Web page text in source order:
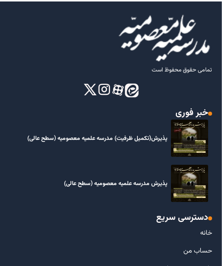
تمامی حقوق محفوظ است
خبر فوری
پذیرش(تکمیل ظرفیت) مدرسه علمیه معصومیه‌ (سطح عالی)
پذیرش مدرسه علمیه معصومیه‌ (سطح عالی)
دسترسی سریع
خانه
حساب من